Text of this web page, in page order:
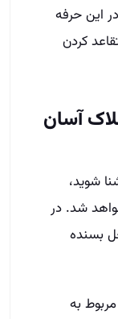
این حرفه
کردن
آسان
شوید،
شد. در
بسنده
به